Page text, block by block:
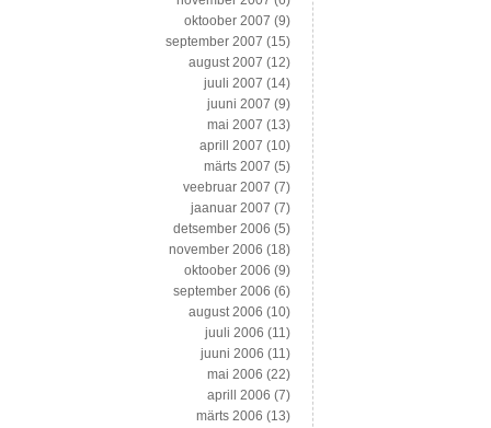
oktoober 2007 (9)
september 2007 (15)
august 2007 (12)
juuli 2007 (14)
juuni 2007 (9)
mai 2007 (13)
aprill 2007 (10)
märts 2007 (5)
veebruar 2007 (7)
jaanuar 2007 (7)
detsember 2006 (5)
november 2006 (18)
oktoober 2006 (9)
september 2006 (6)
august 2006 (10)
juuli 2006 (11)
juuni 2006 (11)
mai 2006 (22)
aprill 2006 (7)
märts 2006 (13)